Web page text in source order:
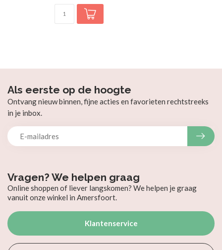
Vragen? We helpen graag
Online shoppen of liever langskomen? We helpen je graag
vanuit onze winkel in Amersfoort.
Klantenservice
Als eerste op de hoogte
Ontvang nieuw binnen, fijne acties en favorieten rechtstreeks
in je inbox.